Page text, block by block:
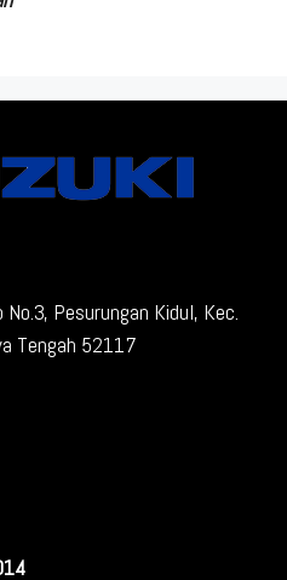
No.3, Pesurungan Kidul, Kec.
Tengah 52117